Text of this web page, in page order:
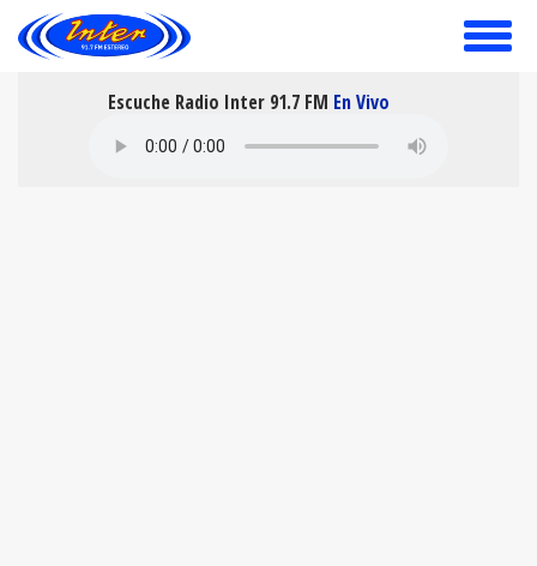
toggle
Escuche Radio Inter 91.7 FM En Vivo